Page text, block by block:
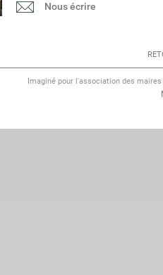
Nous écrire
Imaginé pour l'association des